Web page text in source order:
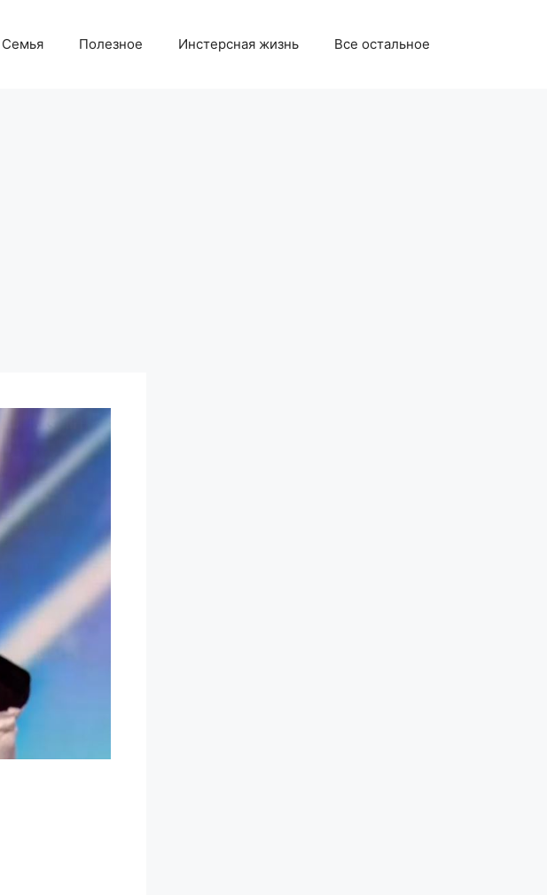
Семья Полезное Инстерсная жизнь Все остальное